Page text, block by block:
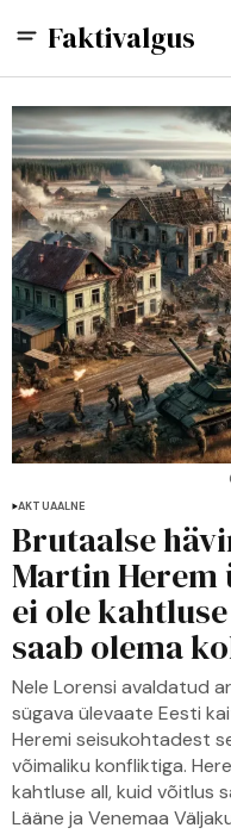
Faktivalgus
AKTUAALNE
Brutaalse
Martin Herem
ei ole
saab olema
Nele Lorensi avaldatud
sügava ülevaate Eesti
Heremi seisukohtadest
võimaliku konfliktiga.
kahtluse all, kuid võitlus
Lääne ja Venemaa